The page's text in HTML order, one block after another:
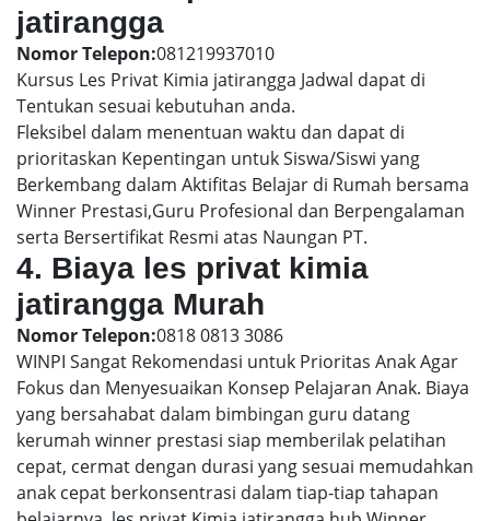
jatirangga
Nomor Telepon:081219937010
Kursus Les Privat Kimia jatirangga Jadwal dapat di
Tentukan sesuai kebutuhan anda.
Fleksibel dalam menentuan waktu dan dapat di
prioritaskan Kepentingan untuk Siswa/Siswi yang
Berkembang dalam Aktifitas Belajar di Rumah bersama
Winner Prestasi,Guru Profesional dan Berpengalaman
serta Bersertifikat Resmi atas Naungan PT.
4. Biaya les privat kimia
jatirangga Murah
Nomor Telepon:0818 0813 3086
WINPI Sangat Rekomendasi untuk Prioritas Anak Agar
Fokus dan Menyesuaikan Konsep Pelajaran Anak. Biaya
yang bersahabat dalam bimbingan guru datang
kerumah winner prestasi siap memberilak pelatihan
cepat, cermat dengan durasi yang sesuai memudahkan
anak cepat berkonsentrasi dalam tiap-tiap tahapan